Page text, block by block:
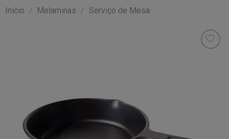
Início / Melaminas / Serviço de Mesa